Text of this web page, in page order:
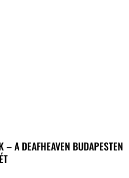
– A DEAFHEAVEN BUDAPESTEN